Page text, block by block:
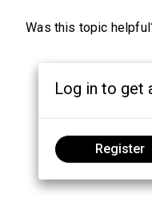
Was this topic
Log in to get
Register